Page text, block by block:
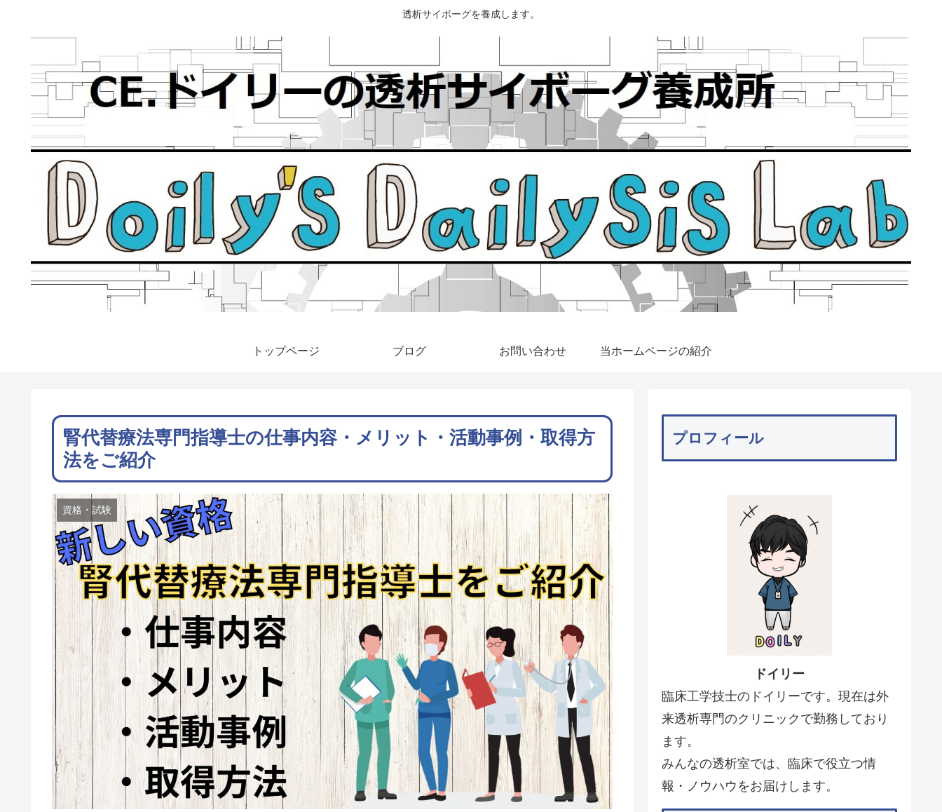
透析サイボーグを養成します。
トップページ ブログ お問い合わせ 当ホームページの紹介
腎代替療法専門指導士の仕事内容・メリット・活動事例・取得方
法をご紹介
資格・試験
プロフィール
ドイリー
臨床工学技士のドイリーです。現在は外
来透析専門のクリニックで勤務しており
ます。
みんなの透析室では、臨床で役立つ情
報・ノウハウをお届けします。